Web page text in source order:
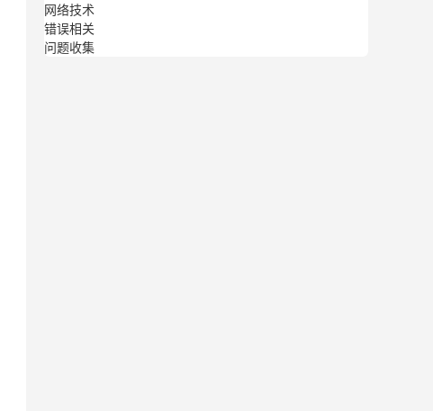
网络技术
错误相关
问题收集